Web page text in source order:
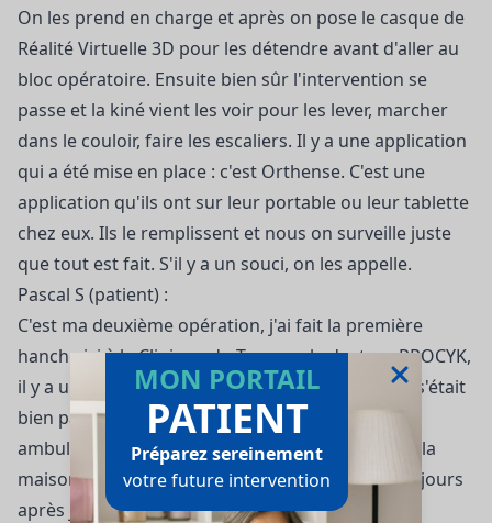
MON PORTAIL
PATIENT
Préparez sereinement
votre future intervention
On les prend en charge et après on pose le casque de
Réalité Virtuelle 3D pour les détendre avant d'aller au
bloc opératoire. Ensuite bien sûr l'intervention se
passe et la kiné vient les voir pour les lever, marcher
dans le couloir, faire les escaliers. Il y a une application
qui a été mise en place : c'est Orthense. C'est une
application qu'ils ont sur leur portable ou leur tablette
chez eux. Ils le remplissent et nous on surveille juste
que tout est fait. S'il y a un souci, on les appelle.
Pascal S (patient) :
C'est ma deuxième opération, j'ai fait la première
hanche ici à la Clinique du Ter, avec le docteur PROCYK,
il y a un peu plus d'un an. Méthode classique ça s'était
bien passé et là franchement revenir le faire en
ambulatoire c'est une révélation. Je suis rentré à la
maison le soir, pas de stress. Aujourd'hui quinze jours
après je remarche quasiment sans béquilles, j'en